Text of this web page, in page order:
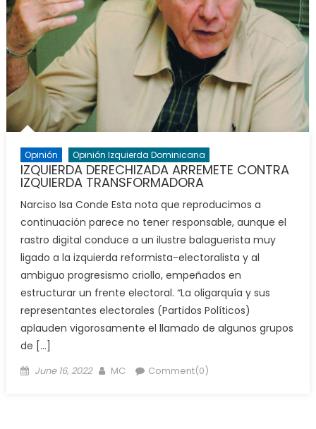
Opinión Opinión Izquierda Dominicana
IZQUIERDA DERECHIZADA ARREMETE CONTRA
IZQUIERDA TRANSFORMADORA
Narciso Isa Conde Esta nota que reproducimos a
continuación parece no tener responsable, aunque el
rastro digital conduce a un ilustre balaguerista muy
ligado a la izquierda reformista-electoralista y al
ambiguo progresismo criollo, empeñados en
estructurar un frente electoral. “La oligarquía y sus
representantes electorales (Partidos Políticos)
aplauden vigorosamente el llamado de algunos grupos
de […]
Posted
June 16, 2022 Author
MC Comment(0)